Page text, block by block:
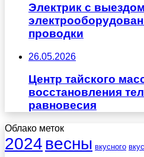
Электрик с
проводки
26.05.2026
Центр тайского
восстановления
равновесия
Облако меток
2024 весны вкусного